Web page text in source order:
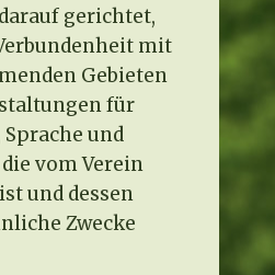
gerichtet,
mit
Gebieten
für
und
vom Verein
und dessen
Zwecke